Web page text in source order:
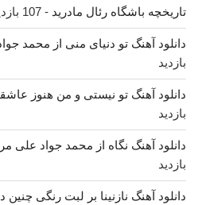
تاریخچه باشگاه رئال مادرید - 107 بازدید
دانلود آهنگ تو دنیای منی از محمد
بازدید
دانلود آهنگ تو نیستی و من هنوز
بازدید
دانلود آهنگ نگاه از محمد جواد علی
بازدید
دانلود آهنگ نازنینا بر لبت رنگی